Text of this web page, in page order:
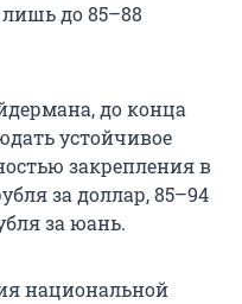
до 85–88
до конца
устойчивое
закрепления в
за доллар, 85–94
за юань.
национальной